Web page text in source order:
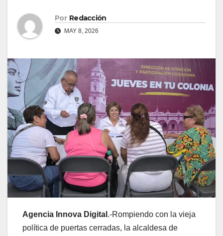
Por Redacción
MAY 8, 2026
Agencia Innova Digital .-Rompiendo con la vieja
política de puertas cerradas, la alcaldesa de